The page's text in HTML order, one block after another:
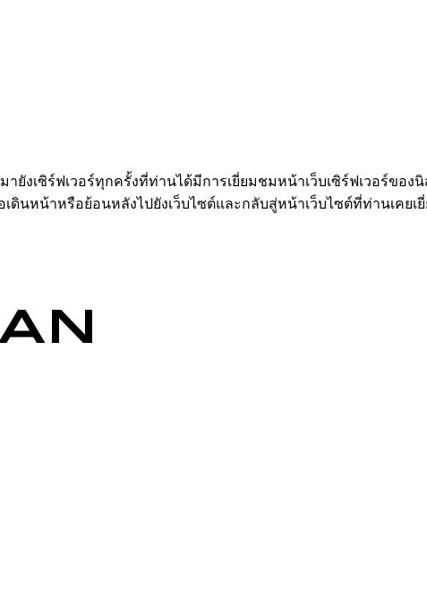
ยังเซิร์ฟเวอร์ทุกครั้งที่ท่านได้มีการเยี่ยมชมหน้าเว็บเซิร์ฟเวอร์ขอ
เดินหน้าหรือย้อนหลังไปยังเว็บไซต์และกลับสู่หน้าเว็บไซต์ที่ท่านเคย